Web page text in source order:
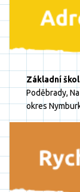
Základní
Poděbrady,
okres